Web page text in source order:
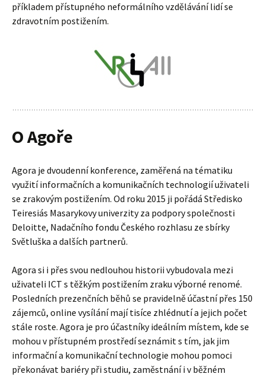
příkladem přístupného neformálního vzdělávání lidí se
zdravotním postižením.
O Agoře
Agora je dvoudenní konference, zaměřená na tématiku
využití informačních a komunikačních technologií uživateli
se zrakovým postižením. Od roku 2015 ji pořádá Středisko
Teiresiás Masarykovy univerzity za podpory společnosti
Deloitte, Nadačního fondu Českého rozhlasu ze sbírky
Světluška a dalších partnerů.
Agora si i přes svou nedlouhou historii vybudovala mezi
uživateli ICT s těžkým postižením zraku výborné renomé.
Posledních prezenčních běhů se pravidelně účastní přes 150
zájemců, online vysílání mají tisíce zhlédnutí a jejich počet
stále roste. Agora je pro účastníky ideálním místem, kde se
mohou v přístupném prostředí seznámit s tím, jak jim
informační a komunikační technologie mohou pomoci
překonávat bariéry při studiu, zaměstnání i v běžném